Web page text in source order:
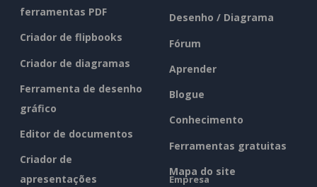
ferramentas PDF
Criador de flipbooks
Criador de diagramas
Ferramenta de desenho
gráfico
Editor de documentos
Criador de
apresentações
Desenho / Diagrama
Fórum
Aprender
Blogue
Conhecimento
Ferramentas gratuitas
Mapa do site
Empresa